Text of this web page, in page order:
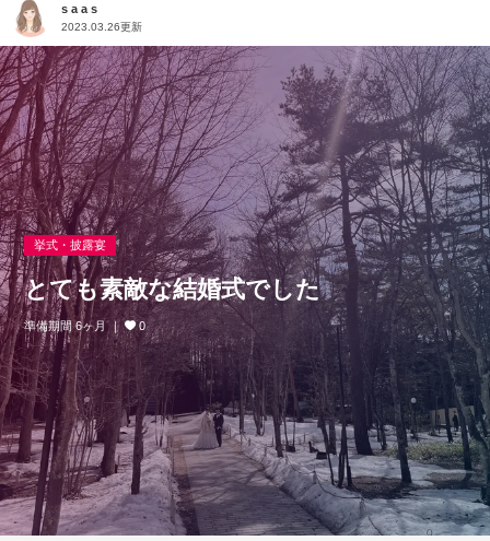
s a a s
2023.03.26更新
挙式・披露宴
とても素敵な結婚式でした
準備期間 6ヶ月 0